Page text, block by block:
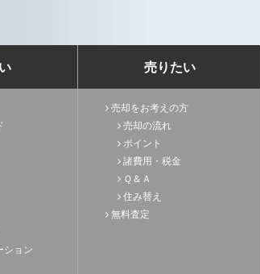
ション
売りたい
売却をお考えの方
売却の流れ
ポイント
諸費用・税金
Ｑ＆Ａ
住み替え
無料査定